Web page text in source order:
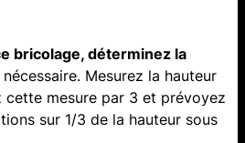
bricolage, déterminez la
Mesurez la hauteur
cette mesure par 3 et prévoyez
sur 1/3 de la hauteur sous